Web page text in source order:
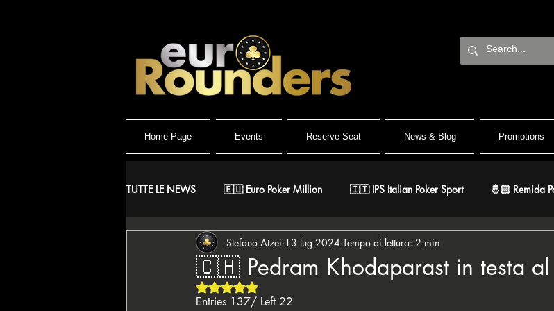
Home Page Events Reserve Seat News & Blog Promotions
TUTTE LE NEWS 🇪🇺 Euro Poker Million 🇮🇹 IPS Italian Poker Sport 🤴🏻 Remida
🐺 Wolf Millionaire 🐺 Wolf High Roller 🐺 White Wolf
🇪🇸 CNP Circuito Nacional de Poker
🇨🇭 Pedram Khodaparast in testa
Stefano Atzei 13 lug 2024 Tempo di lettura: 2 min
Valutazione NaN stelle su 5.
Entries 137/ Left 22